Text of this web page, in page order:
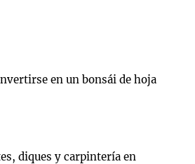
en un bonsái de hoja
diques y carpintería en